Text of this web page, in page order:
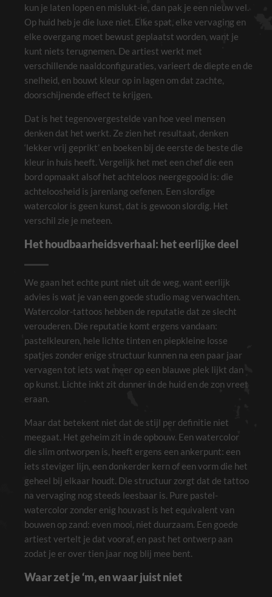
kun je laten lopen en mislukt-ie, dan pak je een nieuw vel.
Op huid heb je die luxe niet. Elke spat, elke vervaging en
elke overgang moet bewust geplaatst worden, want je
kunt niets terugnemen. De artiest werkt met
verschillende naaldconfiguraties, varieert de diepte en de
snelheid, en bouwt kleur op in lagen om dat zachte,
doorschijnende effect te krijgen.
Dat is het tegenovergestelde van hoe veel mensen
denken dat het werkt. Ze zien het resultaat, denken
‘lekker vrij geprikt’ en boeken bij de eerste de beste die
kleur in huis heeft. Vergelijk het met een chef die een
bord opmaakt alsof het achteloos neergegooid is: die
achteloosheid is jarenlang oefenen. Een slordige
watercolor is geen kunst, dat is gewoon slordig. Het
verschil zie je meteen.
Het houdbaarheidsverhaal: het eerlijke deel
We gaan het echte punt niet uit de weg, want eerlijk
advies is wat je van een goede studio mag verwachten.
Watercolor-tattoos hebben de reputatie dat ze slecht
verouderen. Die reputatie komt ergens vandaan:
pastelkleuren, hele lichte tinten en piepkleine losse
spatjes zonder enige structuur kunnen na een paar jaar
vervagen tot iets wat meer op een blauwe plek lijkt dan
op kunst. Lichte inkt zit dunner in de huid en de zon vreet
eraan.
Maar dat betekent niet dat de stijl per definitie niet
meegaat. Het geheim zit in de opbouw. Een watercolor
die slim ontworpen is, heeft ergens een ankerpunt: een
iets steviger lijn, een donkerder kern of een vorm die het
geheel bij elkaar houdt. Die structuur zorgt dat de tattoo
na vervaging nog steeds leesbaar is. Pure pastel-
watercolor zonder enig houvast is het equivalent van
bouwen op zand: even mooi, niet duurzaam. Een goede
artiest vertelt je dat vooraf, en past het ontwerp aan
zodat je er over tien jaar nog blij mee bent.
Waar zet je ‘m, en waar juist niet